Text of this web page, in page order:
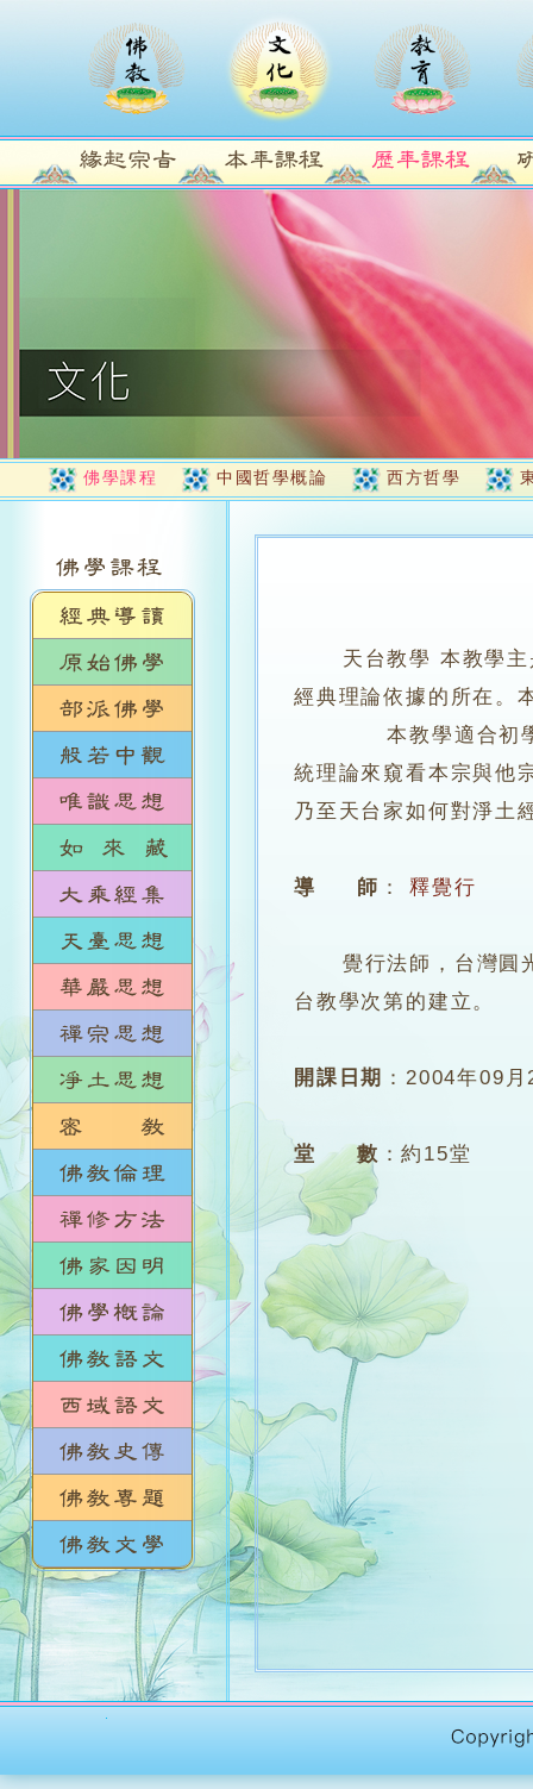
佛學課程 中國哲學概論 西方哲學
天台教學 本教學
經典理論依據的所在。
本教學適合初學者與
統理論來窺看本宗與他
乃至天台家如何對淨土
導 師 ： 釋覺行
覺行法師，台灣圓光
台教學次第的建立。
開課日期 ：2004年09月
堂 數 ：約15堂